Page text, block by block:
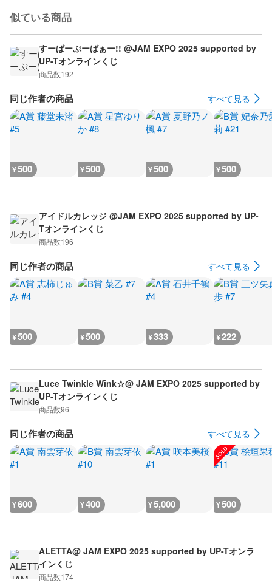
似ている商品
すーぱーぷーばぁー!! @JAM EXPO 2025 supported by
UP-Tオンラインくじ
商品数192
同じ作者の商品 すべて見る
¥500 ¥500 ¥500 ¥500
アイドルカレッジ @JAM EXPO 2025 supported by UP-
Tオンラインくじ
商品数196
同じ作者の商品 すべて見る
¥500 ¥500 ¥333 ¥222
Luce Twinkle Wink☆@ JAM EXPO 2025 supported by
UP-Tオンラインくじ
商品数96
同じ作者の商品 すべて見る
¥600 ¥400 ¥5,000 ¥500
ALETTA@ JAM EXPO 2025 supported by UP-Tオンラ
インくじ
商品数174